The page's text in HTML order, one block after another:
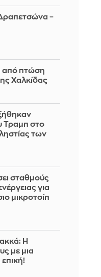
–
από πτώση
Χαλκίδας
Τραμπ στο
των
σταθμούς
για
μικροτσίπ
Η
με μια